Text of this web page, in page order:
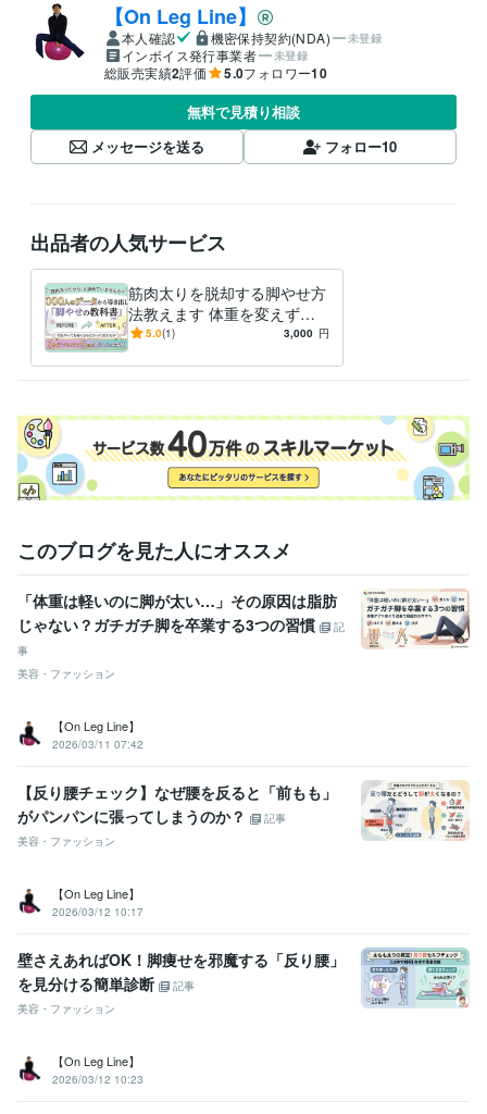
【On Leg Line】
本人確認 機密保持契約(NDA) 未登録
インボイス発行事業者 未登録
総販売実績2評価 5.0フォロワー10
無料で見積り相談
メッセージを送る
フォロー10
出品者の人気サービス
筋肉太りを脱却する脚やせ方
法教えます 体重を変えずに
太ももだけをマイナス５ｃｍ
5.0(1) 3,000 円
このブログを見た人にオススメ
「体重は軽いのに脚が太い…」その原因は脂肪
じゃない？ガチガチ脚を卒業する3つの習慣
記
事
美容・ファッション
【On Leg Line】
2026/03/11 07:42
【反り腰チェック】なぜ腰を反ると「前もも」
がパンパンに張ってしまうのか？
記事
美容・ファッション
【On Leg Line】
2026/03/12 10:17
壁さえあればOK！脚痩せを邪魔する「反り腰」
を見分ける簡単診断
記事
美容・ファッション
【On Leg Line】
2026/03/12 10:23